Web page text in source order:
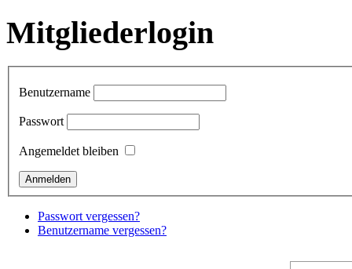
Mitgliederlogin
Benutzername
Passwort
Angemeldet bleiben
Passwort vergessen?
Benutzername vergessen?